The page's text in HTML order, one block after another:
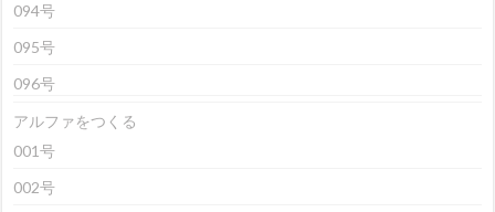
094号
095号
096号
アルファをつくる
001号
002号